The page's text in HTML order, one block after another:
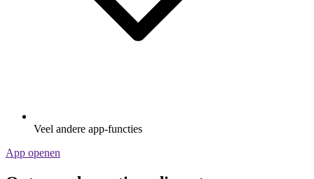
Veel andere app-functies
App openen